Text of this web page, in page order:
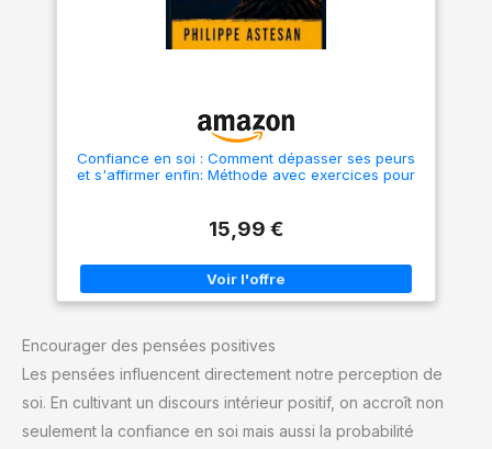
Confiance en soi : Comment dépasser ses peurs
et s'affirmer enfin: Méthode avec exercices pour
15,99 €
Encourager des pensées positives
Les pensées influencent directement notre perception de
soi. En cultivant un discours intérieur positif, on accroît non
seulement la confiance en soi mais aussi la probabilité